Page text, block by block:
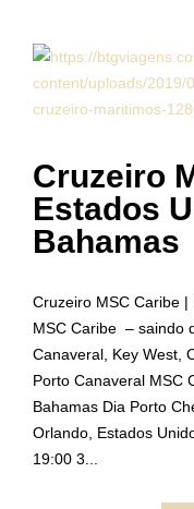
Cruzeiro
Estados
Bahamas
Cruzeiro MSC Caribe
MSC Caribe – saindo
Canaveral, Key West,
Porto Canaveral MSC
Bahamas Dia Porto
Orlando, Estados
19:00 3...